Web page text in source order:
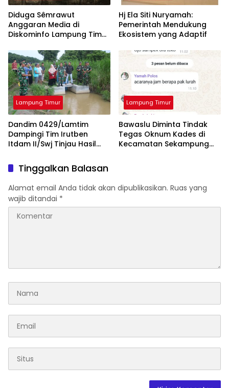
Diduga Sêmrawut
Anggaran Media di
Diskominfo Lampung Timur
Hj Ela Siti Nuryamah:
Pemerintah Mendukung
Ekosistem yang Adaptif
Lampung Timur
Dandim 0429/Lamtim
Dampingi Tim Irutben
Itdam II/Swj Tinjau Hasil
Lampung Timur
Bawaslu Diminta Tindak
Tegas Oknum Kades di
Kecamatan Sekampung
Tinggalkan Balasan
Alamat email Anda tidak akan dipublikasikan. Ruas yang
wajib ditandai *